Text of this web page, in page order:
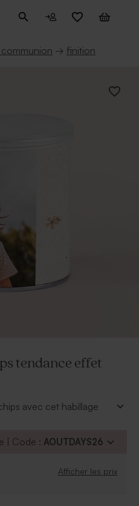
→ finition
tendance effet
avec cet habillage
| Code : AOUTDAYS26
Afficher les prix